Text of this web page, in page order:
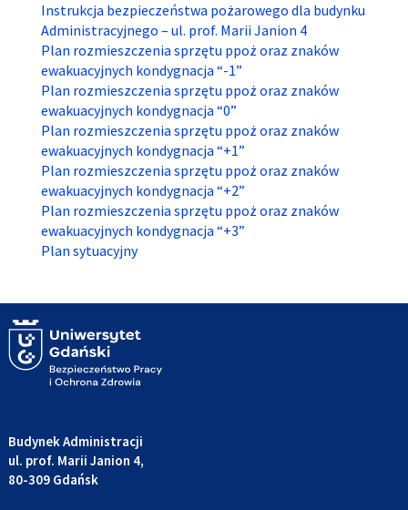
Instrukcja bezpieczeństwa pożarowego dla budynku
Administracyjnego – ul. prof. Marii Janion 4
Plan rozmieszczenia sprzętu ppoż oraz znaków
ewakuacyjnych kondygnacja “-1”
Plan rozmieszczenia sprzętu ppoż oraz znaków
ewakuacyjnych kondygnacja “0”
Plan rozmieszczenia sprzętu ppoż oraz znaków
ewakuacyjnych kondygnacja “+1”
Plan rozmieszczenia sprzętu ppoż oraz znaków
ewakuacyjnych kondygnacja “+2”
Plan rozmieszczenia sprzętu ppoż oraz znaków
ewakuacyjnych kondygnacja “+3”
Plan sytuacyjny
Budynek Administracji
ul. prof. Marii Janion 4,
80-309 Gdańsk